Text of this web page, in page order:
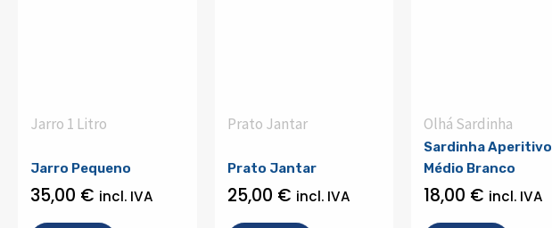
Jarro 1 Litro
Jarro Pequeno
35,00 € incl. IVA
Prato Jantar
Prato Jantar
25,00 € incl. IVA
Olhá Sardinha
Sardinha Aperitivo
Médio Branco
18,00 € incl. IVA